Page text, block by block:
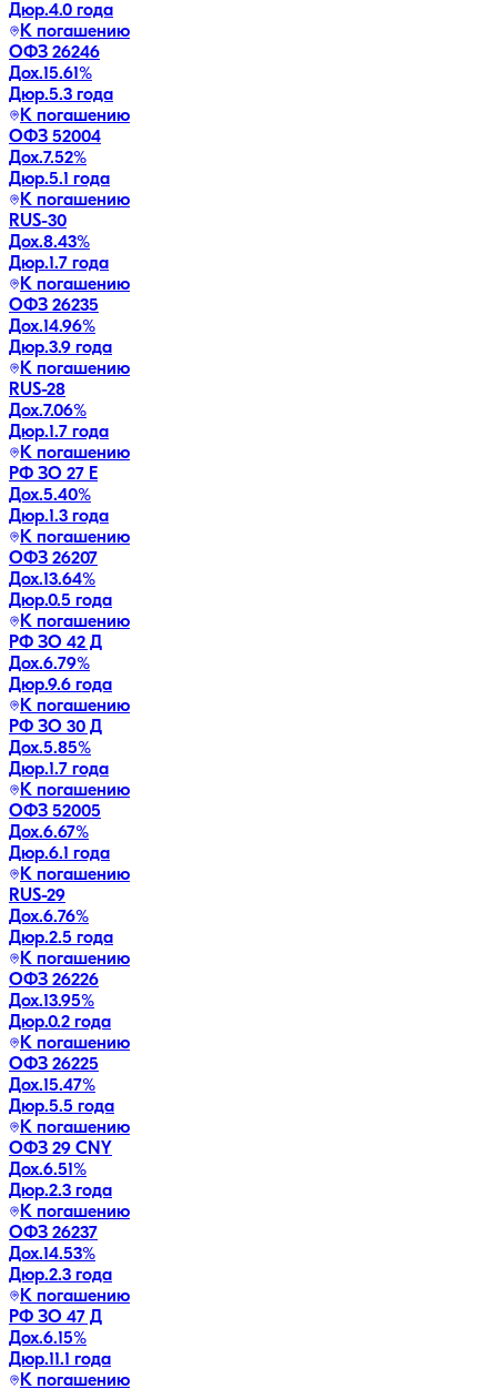
Дюр.4.0 года
К погашению
ОФЗ 26246
Дох.15.61%
Дюр.5.3 года
К погашению
ОФЗ 52004
Дох.7.52%
Дюр.5.1 года
К погашению
RUS-30
Дох.8.43%
Дюр.1.7 года
К погашению
ОФЗ 26235
Дох.14.96%
Дюр.3.9 года
К погашению
RUS-28
Дох.7.06%
Дюр.1.7 года
К погашению
РФ ЗО 27 Е
Дох.5.40%
Дюр.1.3 года
К погашению
ОФЗ 26207
Дох.13.64%
Дюр.0.5 года
К погашению
РФ ЗО 42 Д
Дох.6.79%
Дюр.9.6 года
К погашению
РФ ЗО 30 Д
Дох.5.85%
Дюр.1.7 года
К погашению
ОФЗ 52005
Дох.6.67%
Дюр.6.1 года
К погашению
RUS-29
Дох.6.76%
Дюр.2.5 года
К погашению
ОФЗ 26226
Дох.13.95%
Дюр.0.2 года
К погашению
ОФЗ 26225
Дох.15.47%
Дюр.5.5 года
К погашению
ОФЗ 29 CNY
Дох.6.51%
Дюр.2.3 года
К погашению
ОФЗ 26237
Дох.14.53%
Дюр.2.3 года
К погашению
РФ ЗО 47 Д
Дох.6.15%
Дюр.11.1 года
К погашению